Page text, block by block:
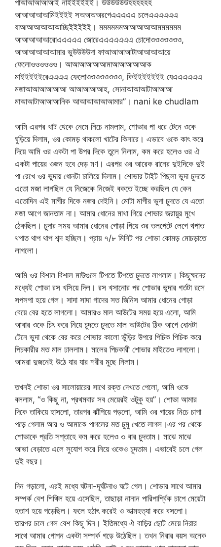
পাআআআআআই নাইইইইইই। উউউউউউহহহহহহ
আআআআআমিইইইই সঅঅঅঅরগেএএএএএ চলেএএএএএএ
যাআআআআআআচ্ছিইইইইই। মমমমমমআআআআআমমমমমম
আআআআআরোএএএএএ জোরেএএএএএএএ চোদোওওওওওওও,
আআআআআআমার ভুউউউউদা ফাআআআআটাআআআআয়ে
ফেলোওওওওওও। আআআআআআমাআআআআআক
মাইইইইইরেএএএএ ফেলোওওওওওওওও, কিইইইইইইই যেএএএএএএ
মজাআআআআআআ আআআআআহ, সোনাআআআটাআআআ
মাআআটাআআআনিক আআআআআআমার”। nani ke chudlam
আমি এরপর খাট থেকে নেমে নিচে নামলাম, শোভার পা ধরে টেনে ওকে
ঘুড়িয়ে দিলাম, ওর কোমড় থাকলো খাটের কিনারে। এভাবে ওকে কাৎ করে
দিয়ে আমি ওর একটা পা উপর দিকে তুলে নিলাম, কম করে হলেও ওর ঐ
একটা পায়ের ওজন হবে দেড় মণ। এরপর ওর আরেক রানের দুইদিকে দুই
পা রেখে ওর ভুদায় ধোনটা চালিয়ে দিলাম। শোভার টাইট পিছলা ভুদা চুদতে
এতো মজা লাগছিল যে নিজেকে নিজেই বকতে ইচ্ছে করছিল যে কেন
এতোদিন এই মাগীর দিকে নজর দেইনি। মোটা মাগীর ভুদা চুদতে যে এতো
মজা আগে জানতাম না। আমার ধোনের মাথা গিয়ে শোভার জরায়ুর মুখে
ঠেকছিল। চুদার সময় আমার ধোনের গোড়া গিয়ে ওর তলপেটে লেগে থপাত
থপাত থাপ থাপ শব্দ হচ্ছিল। প্রায় ৭/৮ মিনিট পর শোভা কোমড় মোচড়াতে
লাগলো।
আমি ওর বিশাল বিশাল মাউগুলে টিপতে টিপতে চুদতে লাগলাম। কিছুক্ষনের
মধ্যেই শোভা রস খসিয়ে দিল। রস খসানোর পর শোভার ভুদার গর্তটা রসে
সপসপা হয়ে গেল। সাদা সাদা গাদের সত জিনিস আমার ধোনের গোড়া
বেয়ে বের হতে লাগলো। আমারও মাল আউটের সময় হয়ে এলো, আমি
আবার ওকে চিৎ করে নিয়ে চুদতে চুদতে মাল আউটের ঠিক আগে ধোনটা
টেনে ভুদা থেকে বের করে শোভার কালো ভুঁড়ির উপরে পিচিক পিচিক করে
পিচকারীর মত মাল ঢাললাম। মালের পিচকারী শোভার মাইতেও লাগলো।
আমরা দুজনেই উঠে যার যার শরীর মুছে নিলাম।
তখনই শোভা ওর সালোয়ারের সাথে রক্ত দেখতে পেলো, আমি ওকে
বললাম, “ও কিছু না, প্রথমবার সব মেয়েরই ওটুকু হয়”। শোভা আমার
দিকে তাকিয়ে হাসলো, তারপর ঝাঁপিয়ে পড়লো, আমি ওর গায়ের নিচে চাপা
পড়ে গেলাম আর ও আমাকে পাগলের মত চুমু খেতে লাগল।এর পর থেকে
শোভাকে প্রতি সপ্তাহে কম করে হলেও ৩ বার চুদতাম। মাঝে মাঝে
আভা বেড়াতে এলে সুযোগ করে নিয়ে ওকেও চুদতাম। এভাবেই চলে গেল
দুই বছর।
দিন গড়ালো, এরই মধ্যে ঘটনা-দূর্ঘটনাও ঘটে গেল। শোভার সাথে আমার
সম্পর্ক বেশ শিথিল হয়ে এসেছিল, তাছাড়া নানান পারিপার্শ্বিক চাপে মেয়েটা
হতাশ হয়ে পড়েছিল। ফলে হঠাৎ করেই ও আত্মহত্যা করে বসলো।
তারপর চলে গেল বেশ কিছু দিন। ইতিমধ্যে ঐ বাড়ির ছোট মেয়ে নিরার
সাথে আমার গোপন একটা সম্পর্ক গড়ে উঠেছিল। তখন নিরার বয়স অনেক